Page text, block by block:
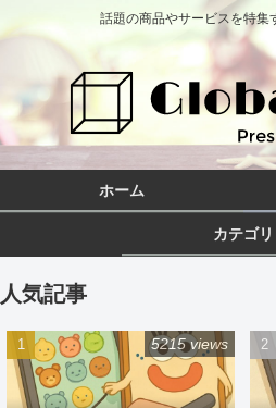
話題の商品やサービスを特集
ホーム
カテゴリ
人気記事
5215 views